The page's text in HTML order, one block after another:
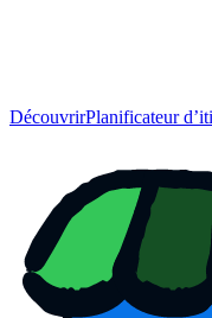
DécouvrirPlanificateur